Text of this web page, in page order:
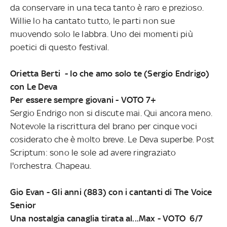
da conservare in una teca tanto è raro e prezioso.
Willie lo ha cantato tutto, le parti non sue
muovendo solo le labbra. Uno dei momenti più
poetici di questo festival.
Orietta Berti - Io che amo solo te (Sergio Endrigo)
con Le Deva
Per essere sempre giovani - VOTO 7+
Sergio Endrigo non si discute mai. Qui ancora meno.
Notevole la riscrittura del brano per cinque voci
cosiderato che è molto breve. Le Deva superbe. Post
Scriptum: sono le sole ad avere ringraziato
l'orchestra. Chapeau.
Gio Evan - Gli anni (883) con i cantanti di The Voice
Senior
Una nostalgia canaglia tirata al...Max - VOTO 6/7